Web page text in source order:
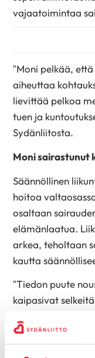
vajaatoimintaa
”Moni pelkää,
aiheuttaa
lievittää pelkoa
tuen ja
Sydänliitosta.
Moni sairastunut
Säännöllinen
hoitoa
osaltaan
elämänlaatua.
arkea, teholtaan
kautta
”Tiedon puute
kaipasivat
asiantuntija